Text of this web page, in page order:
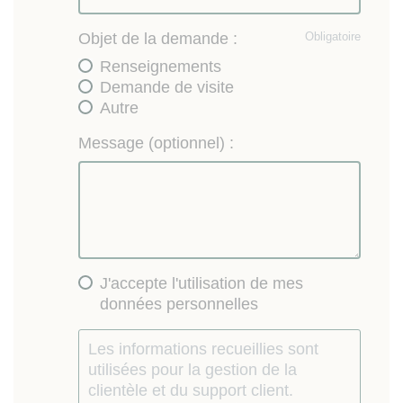
Obligatoire
Objet de la demande :
Renseignements
Demande de visite
Autre
Message (optionnel) :
J'accepte l'utilisation de mes
données personnelles
Les informations recueillies sont
utilisées pour la gestion de la
clientèle et du support client.